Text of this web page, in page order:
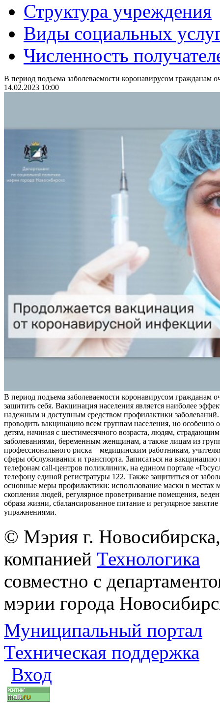
Структура учреждения
Виды социальных
Численность
В период подъема заболеваемости коронавирусом гражданам
14.02.2023 10:00
В период подъема заболеваемости коронавирусом гражданам
защитить себя. Вакцинация населения является наиболее
надежным и доступным средством профилактики заболеваний.
проводить вакцинацию всем группам населения, но особенно
детям, начиная с шестимесячного возраста, людям,
заболеваниями, беременным женщинам, а также лицам из
профессионального риска – медицинским работникам,
сферы обслуживания и транспорта. Записаться на
телефонам call-центров поликлиник, на едином портале
телефону единой регистратуры 122. Также защититься от
основные меры профилактики: использование маски в местах
скопления людей, регулярное проветривание помещения,
образа жизни, сбалансированное питание и регулярное
упражнениями.
© Мэрия г.
компанией Технологика
совместно с
мэрии города
Муниципальный портал
Техническая поддержка
Вход